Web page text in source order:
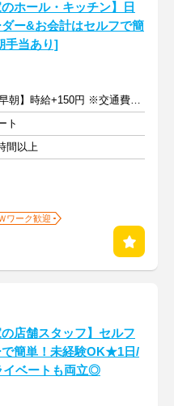
のホール・キッチン】日
ー&お会計はセルフで簡
当あり]
時給1080円～【早朝】時給+150円 ※交通費支給
ト
間以上
ワーク歓迎
の店舗スタッフ】セルフ
で簡単！未経験OK★1日/
イベートも両立◎